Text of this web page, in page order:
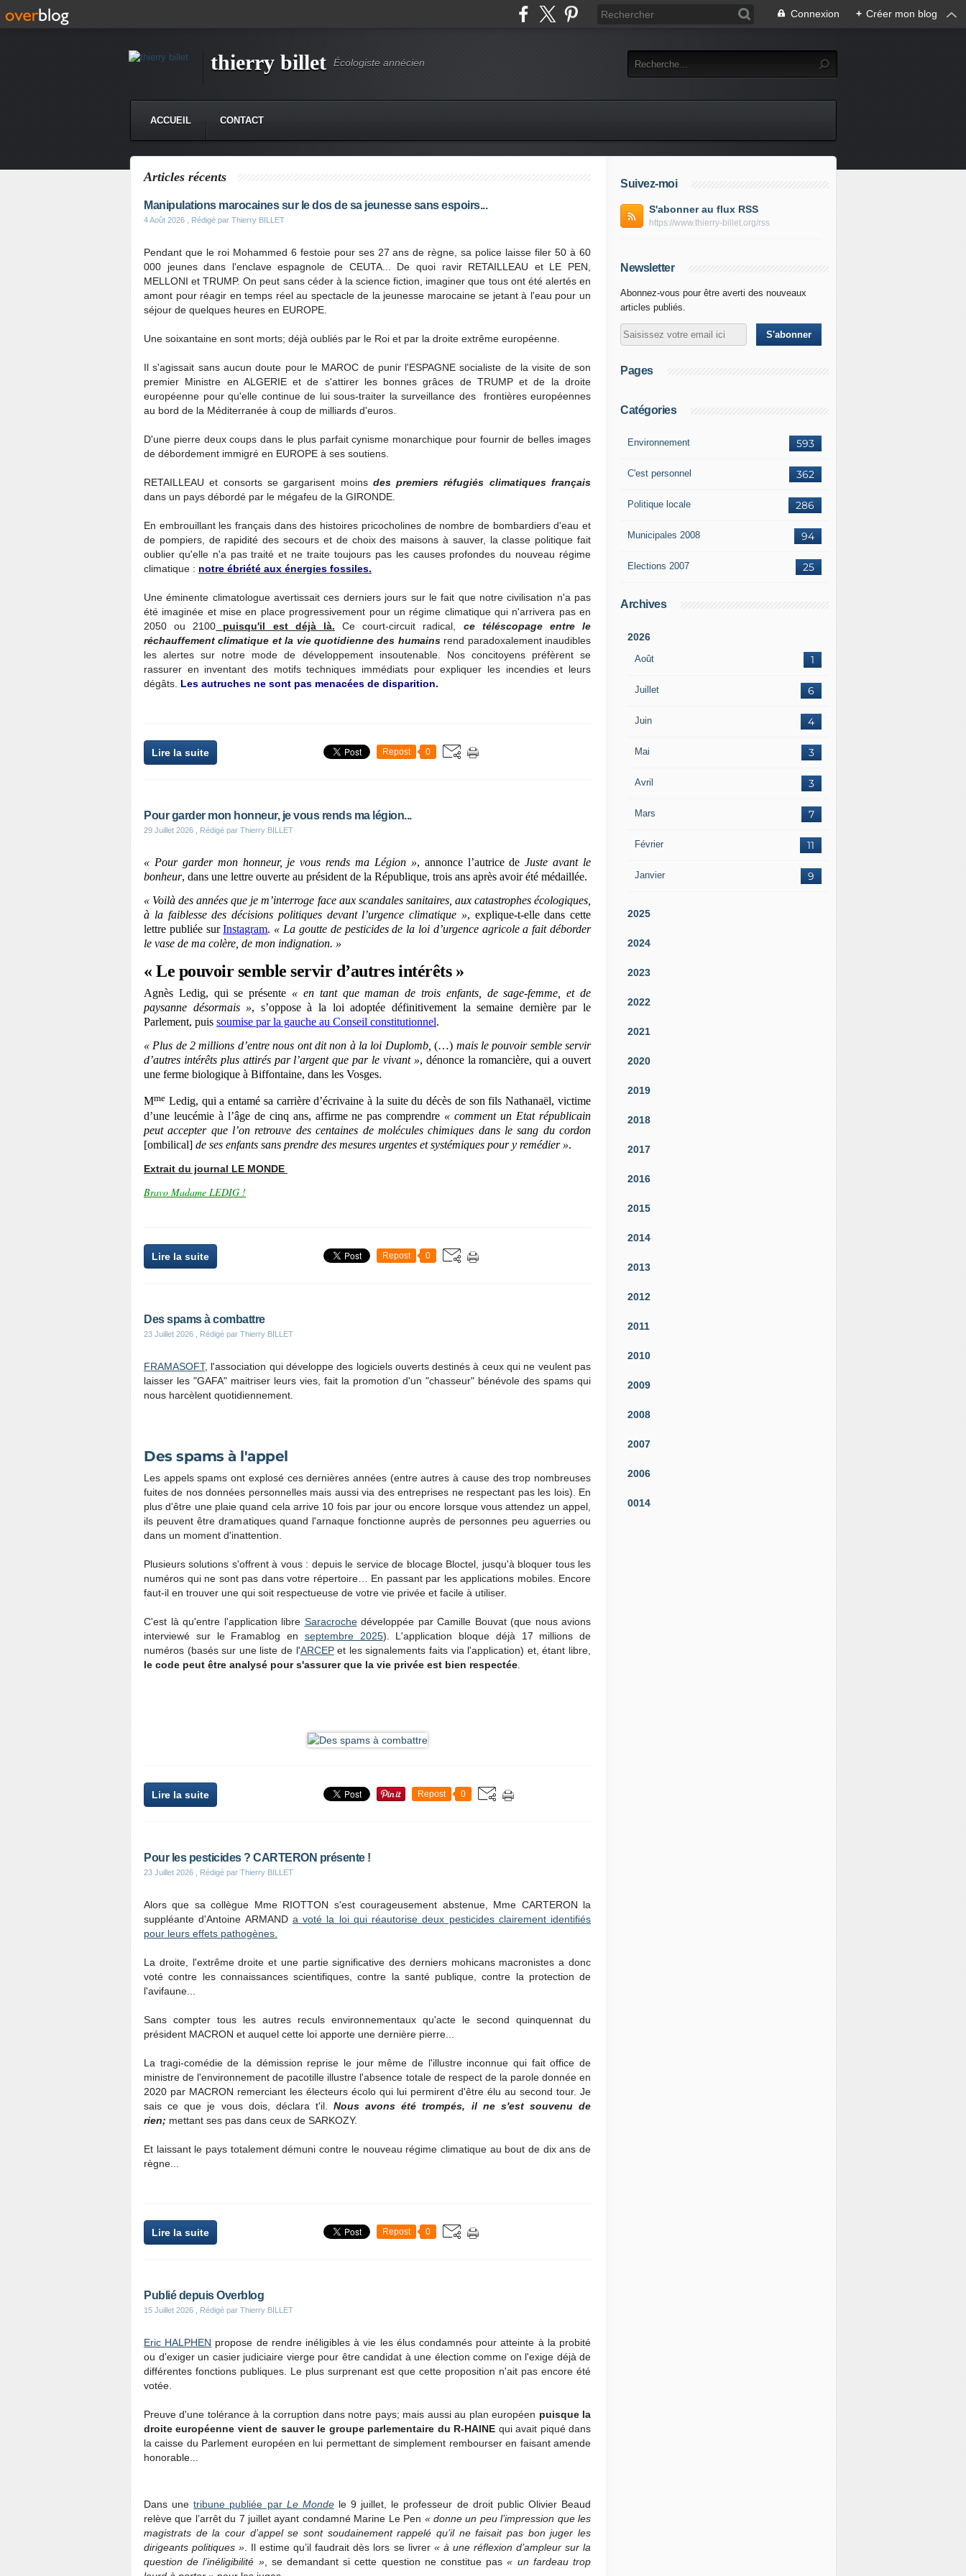
Connexion + Créer mon blog
thierry billet Écologiste annécien
ACCUEIL CONTACT
Articles récents
Manipulations marocaines sur le dos de sa jeunesse sans espoirs...
4 Août 2026 , Rédigé par Thierry BILLET
Pendant que le roi Mohammed 6 festoie pour ses 27 ans de règne, sa police laisse filer 50 à 60
000 jeunes dans l'enclave espagnole de CEUTA... De quoi ravir RETAILLEAU et LE PEN,
MELLONI et TRUMP. On peut sans céder à la science fiction, imaginer que tous ont été alertés en
amont pour réagir en temps réel au spectacle de la jeunesse marocaine se jetant à l'eau pour un
séjour de quelques heures en EUROPE.
Une soixantaine en sont morts; déjà oubliés par le Roi et par la droite extrême européenne.
Il s'agissait sans aucun doute pour le MAROC de punir l'ESPAGNE socialiste de la visite de son
premier Ministre en ALGERIE et de s'attirer les bonnes grâces de TRUMP et de la droite
européenne pour qu'elle continue de lui sous-traiter la surveillance des frontières européennes
au bord de la Méditerranée à coup de milliards d'euros.
D'une pierre deux coups dans le plus parfait cynisme monarchique pour fournir de belles images
de débordement immigré en EUROPE à ses soutiens.
RETAILLEAU et consorts se gargarisent moins des premiers réfugiés climatiques français
dans un pays débordé par le mégafeu de la GIRONDE.
En embrouillant les français dans des histoires pricocholines de nombre de bombardiers d'eau et
de pompiers, de rapidité des secours et de choix des maisons à sauver, la classe politique fait
oublier qu'elle n'a pas traité et ne traite toujours pas les causes profondes du nouveau régime
climatique : notre ébriété aux énergies fossiles.
Une éminente climatologue avertissait ces derniers jours sur le fait que notre civilisation n'a pas
été imaginée et mise en place progressivement pour un régime climatique qui n'arrivera pas en
2050 ou 2100 puisqu'il est déjà là. Ce court-circuit radical, ce téléscopage entre le
réchauffement climatique et la vie quotidienne des humainsrend paradoxalement inaudibles
les alertes sur notre mode de développement insoutenable. Nos concitoyens préfèrent se
rassurer en inventant des motifs techniques immédiats pour expliquer les incendies et leurs
dégâts. Les autruches ne sont pas menacées de disparition.
Lire la suite Repost 0
Pour garder mon honneur, je vous rends ma légion...
29 Juillet 2026 , Rédigé par Thierry BILLET
« Pour garder mon honneur, je vous rends ma Légion », annonce l’autrice deJuste avant le
bonheur, dans une lettre ouverte au président de la République, trois ans après avoir été médaillée.
« Voilà des années que je m’interroge face aux scandales sanitaires, aux catastrophes écologiques,
à la faiblesse des décisions politiques devant l’urgence climatique », explique-t-elle dans cette
lettre publiée surInstagram. « La goutte de pesticides de la loi d’urgence agricole a fait déborder
le vase de ma colère, de mon indignation. »
« Le pouvoir semble servir d’autres intérêts »
Agnès Ledig, qui se présente « en tant que maman de trois enfants, de sage-femme, et de
paysanne désormais », s’oppose à la loi adoptée définitivement la semaine dernière par le
Parlement, puis soumise par la gauche au Conseil constitutionnel.
« Plus de 2 millions d’entre nous ont dit non à la loi Duplomb,(…) mais le pouvoir semble servir
d’autres intérêts plus attirés par l’argent que par le vivant », dénonce la romancière, qui a ouvert
une ferme biologique à Biffontaine, dans les Vosges.
Mme Ledig, qui a entamé sa carrière d’écrivaine à la suite du décès de son fils Nathanaël, victime
d’une leucémie à l’âge de cinq ans, affirme ne pas comprendre « comment un Etat républicain
peut accepter que l’on retrouve des centaines de molécules chimiques dans le sang du cordon
[ombilical] de ses enfants sans prendre des mesures urgentes et systémiques pour y remédier ».
Extrait du journal LE MONDE
Bravo Madame LEDIG !
Lire la suite Repost 0
Des spams à combattre
23 Juillet 2026 , Rédigé par Thierry BILLET
FRAMASOFT, l'association qui développe des logiciels ouverts destinés à ceux qui ne veulent pas
laisser les "GAFA" maitriser leurs vies, fait la promotion d'un "chasseur" bénévole des spams qui
nous harcèlent quotidiennement.
Des spams à l'appel
Les appels spams ont explosé ces dernières années (entre autres à cause des trop nombreuses
fuites de nos données personnelles mais aussi via des entreprises ne respectant pas les lois). En
plus d'être une plaie quand cela arrive 10 fois par jour ou encore lorsque vous attendez un appel,
ils peuvent être dramatiques quand l'arnaque fonctionne auprès de personnes peu aguerries ou
dans un moment d'inattention.
Plusieurs solutions s'offrent à vous : depuis le service de blocage Bloctel, jusqu'à bloquer tous les
numéros qui ne sont pas dans votre répertoire… En passant par les applications mobiles. Encore
faut-il en trouver une qui soit respectueuse de votre vie privée et facile à utiliser.
C'est là qu'entre l'application libre Saracrochedéveloppée par Camille Bouvat (que nous avions
interviewé sur le Framablog en septembre 2025). L'application bloque déjà 17 millions de
numéros (basés sur une liste de l'ARCEPet les signalements faits via l'application) et, étant libre,
le code peut être analysé pour s'assurer que la vie privée est bien respectée.
Lire la suite Repost 0
Pour les pesticides ? CARTERON présente !
23 Juillet 2026 , Rédigé par Thierry BILLET
Alors que sa collègue Mme RIOTTON s'est courageusement abstenue, Mme CARTERON la
suppléante d'Antoine ARMAND a voté la loi qui réautorise deux pesticides clairement identifiés
pour leurs effets pathogènes.
La droite, l'extrême droite et une partie significative des derniers mohicans macronistes a donc
voté contre les connaissances scientifiques, contre la santé publique, contre la protection de
l'avifaune...
Sans compter tous les autres reculs environnementaux qu'acte le second quinquennat du
président MACRON et auquel cette loi apporte une dernière pierre...
La tragi-comédie de la démission reprise le jour même de l'illustre inconnue qui fait office de
ministre de l'environnement de pacotille illustre l'absence totale de respect de la parole donnée en
2020 par MACRON remerciant les électeurs écolo qui lui permirent d'être élu au second tour. Je
sais ce que je vous dois, déclara t'il. Nous avons été trompés, il ne s'est souvenu de
rien; mettant ses pas dans ceux de SARKOZY.
Et laissant le pays totalement démuni contre le nouveau régime climatique au bout de dix ans de
règne...
Lire la suite Repost 0
Publié depuis Overblog
15 Juillet 2026 , Rédigé par Thierry BILLET
Eric HALPHEN propose de rendre inéligibles à vie les élus condamnés pour atteinte à la probité
ou d'exiger un casier judiciaire vierge pour être candidat à une élection comme on l'exige déjà de
différentes fonctions publiques. Le plus surprenant est que cette proposition n'ait pas encore été
votée.
Preuve d'une tolérance à la corruption dans notre pays; mais aussi au plan européen puisque la
droite européenne vient de sauver le groupe parlementaire du R-HAINE qui avait piqué dans
la caisse du Parlement européen en lui permettant de simplement rembourser en faisant amende
honorable...
Dans unetribune publiée par Le Mondele 9 juillet, le professeur de droit public Olivier Beaud
relève que l’arrêt du 7 juillet ayant condamné Marine Le Pen « donne un peu l’impression que les
magistrats de la cour d’appel se sont soudainement rappelé qu’il ne faisait pas bon juger les
dirigeants politiques ». Il estime qu’il faudrait dès lors se livrer « à une réflexion d’ampleur sur la
question de l’inéligibilité », se demandant si cette question ne constitue pas« un fardeau trop
Suivez-moi
S'abonner au flux RSS
https://www.thierry-billet.org/rss
Newsletter
Abonnez-vous pour être averti des nouveaux
articles publiés.
Pages
Catégories
593
Environnement
362
C'est personnel
286
Politique locale
94
Municipales 2008
25
Elections 2007
Archives
2026
Août 1
Juillet 6
Juin 4
Mai 3
Avril 3
Mars 7
Février 11
Janvier 9
2025
2024
2023
2022
2021
2020
2019
2018
2017
2016
2015
2014
2013
2012
2011
2010
2009
2008
2007
2006
0014